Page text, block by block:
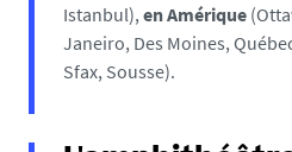
Istanbul),en Amérique
Janeiro, Des Moines,
Sfax, Sousse).